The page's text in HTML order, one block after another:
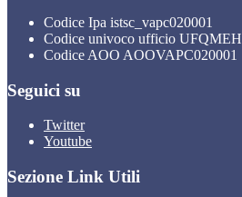
Codice Ipa istsc_vapc020001
Codice univoco ufficio UFQMEH
Codice AOO AOOVAPC020001
Seguici su
Twitter
Youtube
Sezione Link Utili